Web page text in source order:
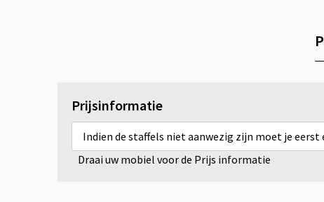
Prijsinformatie
Indien de staffels niet aanwezig zijn moet je
Draai uw mobiel voor de Prijs informatie